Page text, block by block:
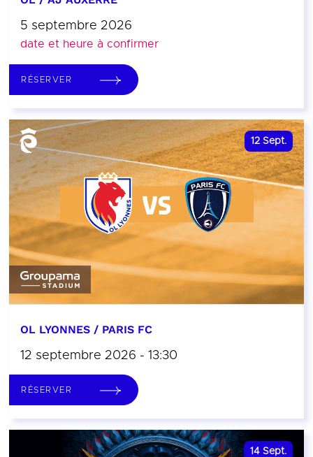
5 septembre 2026
date et heure à confirmer
RÉSERVER
12 Sept.
OL LYONNES / PARIS FC
12 septembre 2026 - 13:30
RÉSERVER
14 Sept.